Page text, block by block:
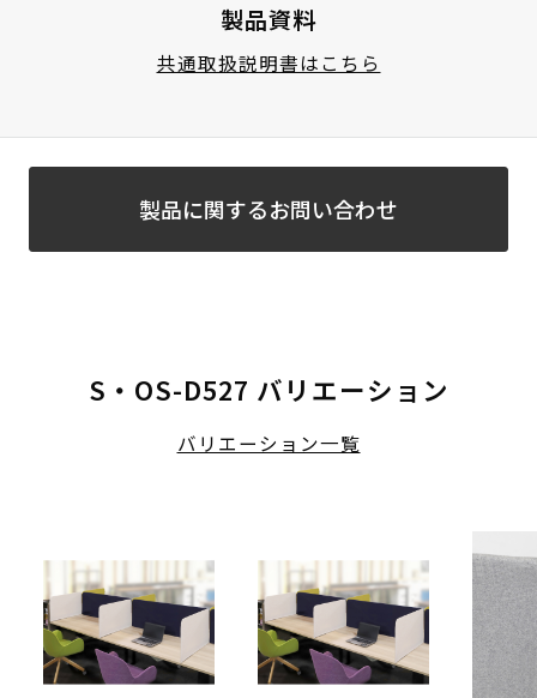
製品資料
共通取扱説明書はこちら
製品に関するお問い合わせ
S・OS-D527 バリエーション
バリエーション一覧